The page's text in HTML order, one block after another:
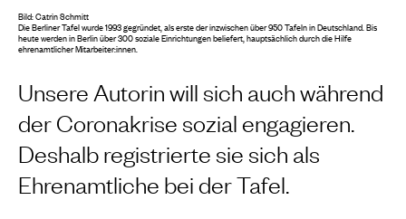
Unsere Autorin will sich auch während
der Coronakrise sozial engagieren.
Deshalb registrierte sie sich als
Ehrenamtliche bei der Tafel.
Bild: Catrin Schmitt
Die Berliner Tafel wurde 1993 gegründet, als erste der inzwischen über 950 Tafeln in Deutschland. Bis
heute werden in Berlin über 300 soziale Einrichtungen beliefert, hauptsächlich durch die Hilfe
ehrenamtlicher Mitarbeiter:innen.